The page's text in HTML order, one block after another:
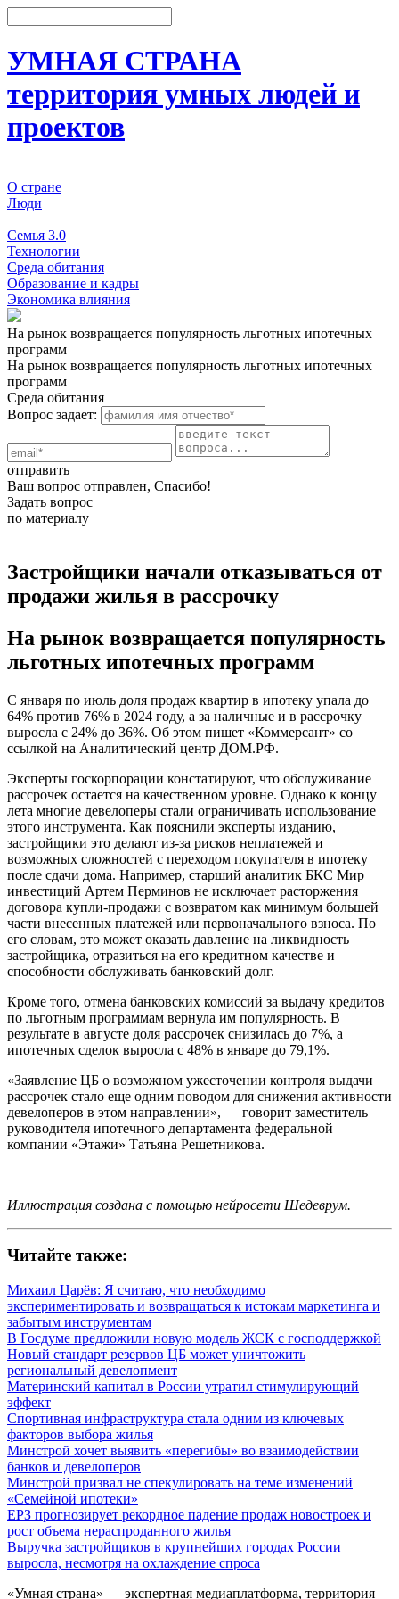
УМНАЯ СТРАНА
территория умных людей и
проектов
О стране
Люди
Семья 3.0
Технологии
Среда обитания
Образование и кадры
Экономика влияния
На рынок возвращается популярность льготных ипотечных
программ
На рынок возвращается популярность льготных ипотечных
программ
Среда обитания
Вопрос задает:
отправить
Ваш вопрос отправлен, Спасибо!
Задать вопрос
по материалу
Застройщики начали отказываться от
продажи жилья в рассрочку
На рынок возвращается популярность
льготных ипотечных программ
С января по июль доля продаж квартир в ипотеку упала до
64% против 76% в 2024 году, а за наличные и в рассрочку
выросла с 24% до 36%. Об этом пишет «Коммерсант» со
ссылкой на Аналитический центр ДОМ.РФ.
Эксперты госкорпорации констатируют, что обслуживание
рассрочек остается на качественном уровне. Однако к концу
лета многие девелоперы стали ограничивать использование
этого инструмента. Как пояснили эксперты изданию,
застройщики это делают из-за рисков неплатежей и
возможных сложностей с переходом покупателя в ипотеку
после сдачи дома. Например, старший аналитик БКС Мир
инвестиций Артем Перминов не исключает расторжения
договора купли-продажи с возвратом как минимум большей
части внесенных платежей или первоначального взноса. По
его словам, это может оказать давление на ликвидность
застройщика, отразиться на его кредитном качестве и
способности обслуживать банковский долг.
Кроме того, отмена банковских комиссий за выдачу кредитов
по льготным программам вернула им популярность. В
результате в августе доля рассрочек снизилась до 7%, а
ипотечных сделок выросла с 48% в январе до 79,1%.
«Заявление ЦБ о возможном ужесточении контроля выдачи
рассрочек стало еще одним поводом для снижения активности
девелоперов в этом направлении», — говорит заместитель
руководителя ипотечного департамента федеральной
компании «Этажи» Татьяна Решетникова.
Иллюстрация создана с помощью нейросети Шедеврум.
Читайте также:
Михаил Царёв: Я считаю, что необходимо
экспериментировать и возвращаться к истокам маркетинга и
забытым инструментам
В Госдуме предложили новую модель ЖСК с господдержкой
Новый стандарт резервов ЦБ может уничтожить
региональный девелопмент
Материнский капитал в России утратил стимулирующий
эффект
Спортивная инфраструктура стала одним из ключевых
факторов выбора жилья
Минстрой хочет выявить «перегибы» во взаимодействии
банков и девелоперов
Минстрой призвал не спекулировать на теме изменений
«Семейной ипотеки»
ЕРЗ прогнозирует рекордное падение продаж новостроек и
рост объема нераспроданного жилья
Выручка застройщиков в крупнейших городах России
выросла, несмотря на охлаждение спроса
«Умная страна» — экспертная медиаплатформа, территория